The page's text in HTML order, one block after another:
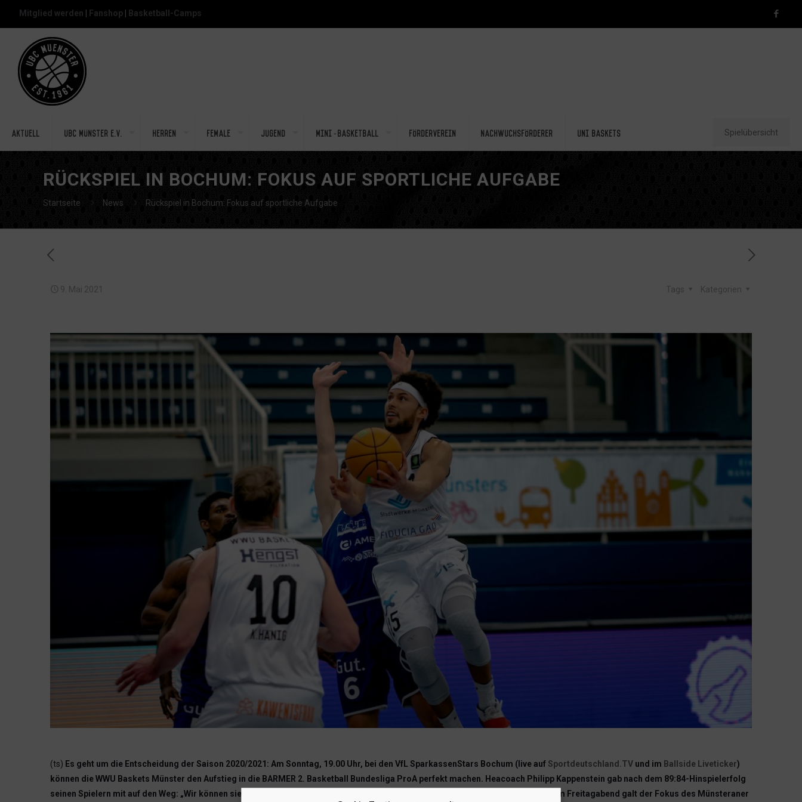
Mitglied werden Fanshop Basketball-Camps
Aktuell UBC Münster e.V. Herren Female Jugend Mini-Basketball Förderverein Nachwuchsförderer Uni Baskets Spielübersicht
RÜCKSPIEL IN BOCHUM: FOKUS AUF SPORTLICHE AUFGABE
Startseite News Rückspiel in Bochum: Fokus auf sportliche Aufgabe
9. Mai 2021 Kategorien
Tags
(ts) Es geht um die Entscheidung der Saison 2020/2021: Am Sonntag, 19.00 Uhr, bei den VfL SparkassenStars Bochum (live auf Sportdeutschland.TV und im Ballside Liveticker)
können die WWU Baskets Münster den Aufstieg in die BARMER 2. Basketball Bundesliga ProA perfekt machen. Heacoach Philipp Kappenstein gab nach dem 89:84-Hinspielerfolg
seinen Spielern mit auf den Weg: „Wir können sie schlagen. Das ist eine ganz, ganz wichtige Erkenntnis.“ Seit der Schlusssirene am Freitagabend galt der Fokus des Münsteraner